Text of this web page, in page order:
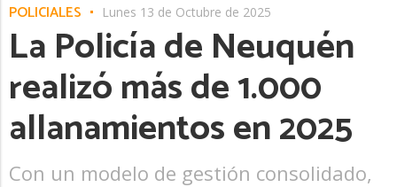
POLICIALES Lunes 13 de Octubre de 2025
La Policía de Neuquén
realizó más de 1.000
allanamientos en 2025
Con un modelo de gestión consolidado,